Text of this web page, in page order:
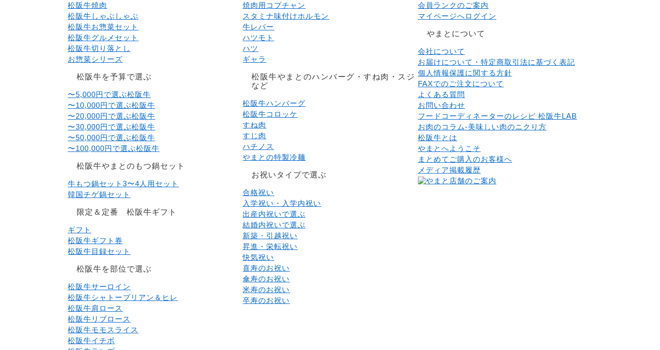
松阪牛焼肉
松阪牛しゃぶしゃぶ
松阪牛お惣菜セット
松阪牛グルメセット
松阪牛切り落とし
お惣菜シリーズ
松阪牛を予算で選ぶ
〜5,000円で選ぶ松阪牛
〜10,000円で選ぶ松阪牛
〜20,000円で選ぶ松阪牛
〜30,000円で選ぶ松阪牛
〜50,000円で選ぶ松阪牛
〜100,000円で選ぶ松阪牛
松阪牛やまとのもつ鍋セット
牛もつ鍋セット3〜4人用セット
韓国チゲ鍋セット
限定＆定番 松阪牛ギフト
ギフト
松阪牛ギフト券
松阪牛目録セット
松阪牛を部位で選ぶ
松阪牛サーロイン
松阪牛シャトーブリアン＆ヒレ
松阪牛肩ロース
松阪牛リブロース
松阪牛モモスライス
松阪牛イチボ
焼肉用コプチャン
スタミナ味付けホルモン
牛レバー
ハツモト
ハツ
ギャラ
松阪牛やまとのハンバーグ・すね肉・スジ
など
松阪牛ハンバーグ
松阪牛コロッケ
すね肉
すじ肉
ハチノス
やまとの特製冷麺
お祝いタイプで選ぶ
合格祝い
入学祝い・入学内祝い
出産内祝いで選ぶ
結婚内祝いで選ぶ
新築・引越祝い
昇進・栄転祝い
快気祝い
喜寿のお祝い
傘寿のお祝い
米寿のお祝い
卒寿のお祝い
会員ランクのご案内
マイページへログイン
やまとについて
会社について
お届けについて・特定商取引法に基づく表記
個人情報保護に関する方針
FAXでのご注文について
よくある質問
お問い合わせ
フードコーディネーターのレシピ 松阪牛LAB
お肉のコラム-美味しい肉のニクり方
松阪牛とは
やまとへようこそ
まとめてご購入のお客様へ
メディア掲載履歴